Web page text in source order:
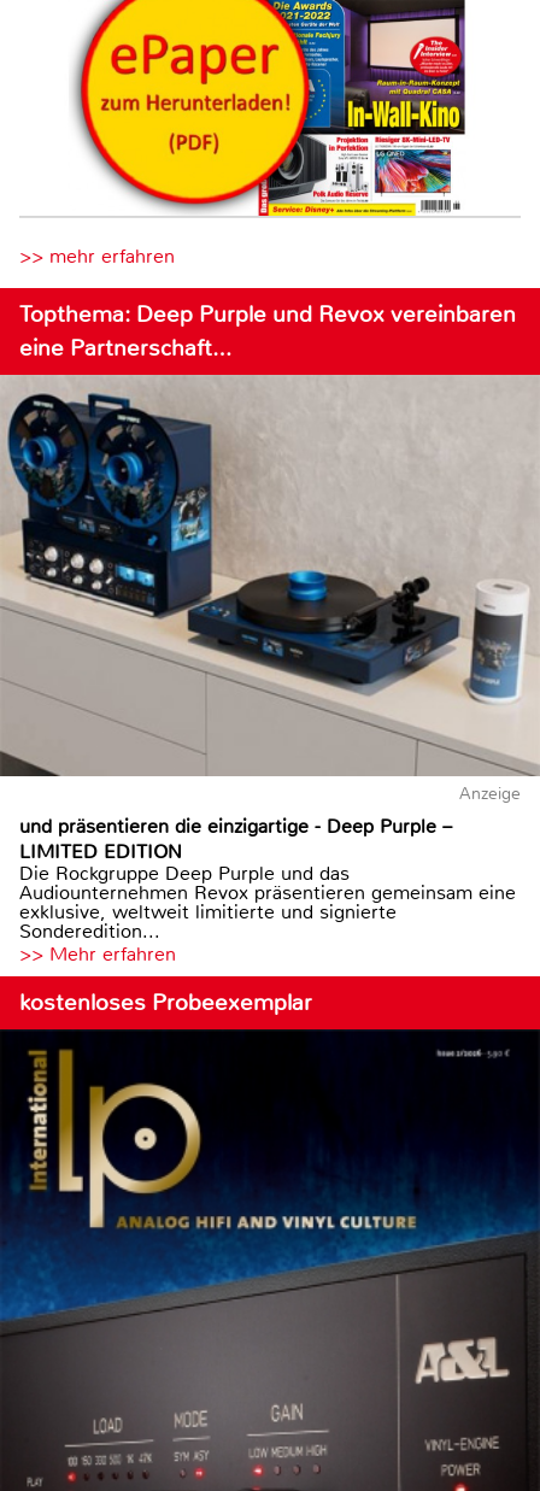
>> mehr erfahren
Topthema: Deep Purple und Revox vereinbaren
eine Partnerschaft…
Anzeige
und präsentieren die einzigartige - Deep Purple –
LIMITED EDITION
Die Rockgruppe Deep Purple und das
Audiounternehmen Revox präsentieren gemeinsam eine
exklusive, weltweit limitierte und signierte
Sonderedition...
>> Mehr erfahren
kostenloses Probeexemplar